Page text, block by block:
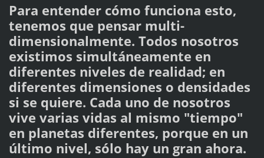
Para entender cómo funciona esto,
tenemos que pensar multi-
dimensionalmente. Todos nosotros
existimos simultáneamente en
diferentes niveles de realidad; en
diferentes dimensiones o densidades
si se quiere. Cada uno de nosotros
vive varias vidas al mismo "tiempo"
en planetas diferentes, porque en un
último nivel, sólo hay un gran ahora.